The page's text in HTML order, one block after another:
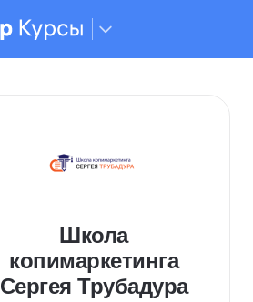
Школа
копимаркетинга
Сергея Трубадура